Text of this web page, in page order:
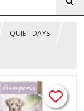
QUIET DAYS